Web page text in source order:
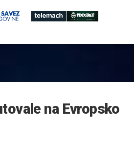
na Evropsko